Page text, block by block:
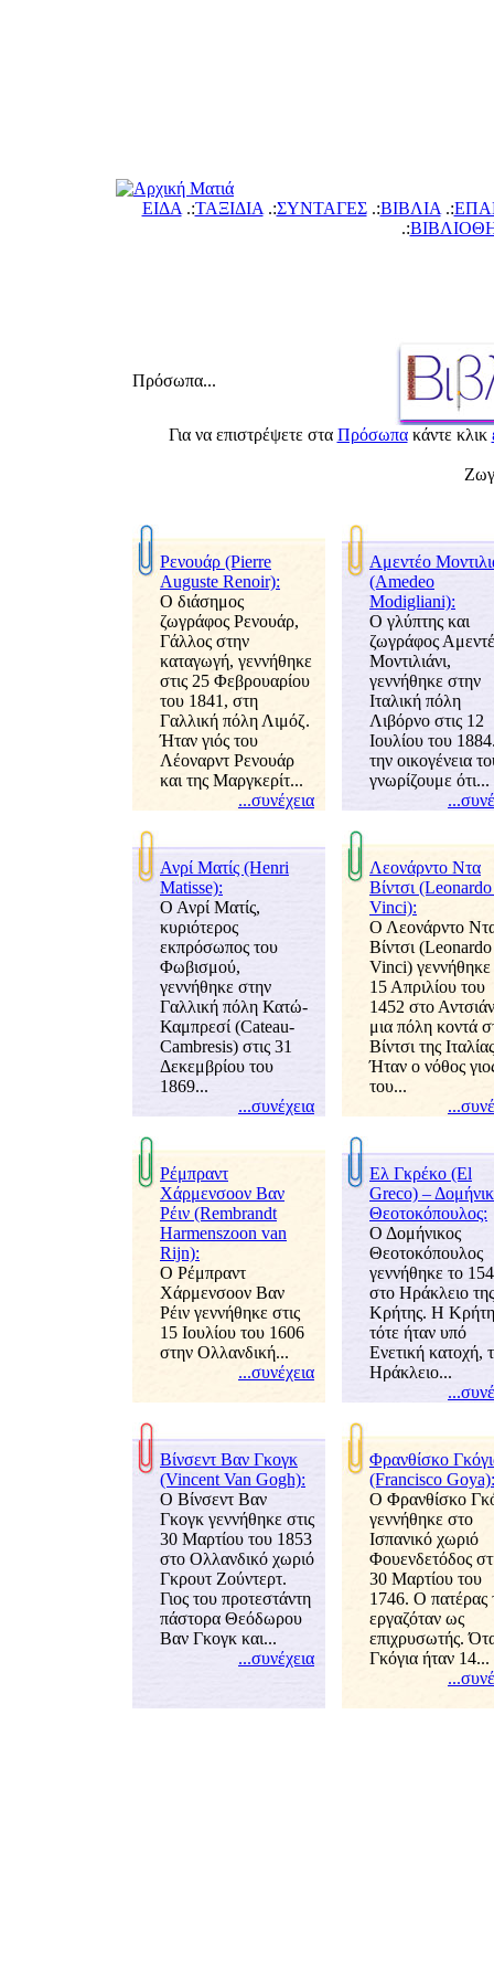
ΕΙΔΑ .:ΤΑΞΙΔΙΑ .:ΣΥΝΤΑΓΕΣ.:ΙΒΛΙΑ .:
.:
Πρόσωπα...
Για να επιστρέψετε στ Πρόσωπκάντε κλικ
Ρενουάρ (Pierre
Auguste Renoir):
Ο διάσημος
ζωγράφος Ρενουάρ,
Γάλλος στην
καταγωγή, γεννήθηκε
στις 25 Φεβρουαρίου
του 1841, στη
Γαλλική πόλη Λιμόζ.
Ήταν γιός του
Λέοναρντ Ρενουάρ
και της Μαργκερίτ...
...συνέχει
Αμεντέο
(Amedeo
Modigliani):
Ο γλύπτης και
ζωγράφος
Μοντιλιάνι,
εννήθηκε στην
Ιταλική πόλη
Λιβόρνο στις 12
Ιουλίου του
την οικογένεια
νωρίζουμε ότι...
Ανρί Ματίς (Henri
Matisse):
Ο Ανρί Ματίς,
κυριότερος
εκπρόσωπος του
Φωβισμού,
εννήθηκε στην
Γαλλική πόλη Κατώ-
Καμπρεσί (Cateau-
Cambresis) στις 31
Δεκεμβρίου του
1869...
...συνέχει
Λεονάρντο Ντ
ίντσι
Vinci):
Ο Λεονάρντο
ίντσι
Vinci) γεννήθηκε
15 Απριλίου του
1452 στο
μια πόλη κοντά
ίντσι της
Ήταν ο νόθος
του...
Ρέμπραντ
Χάρμενσοον Βαν
Ρέιν (Rembrandt
Harmenszoon van
Rijn):
Ο Ρέμπραντ
Χάρμενσοον Βαν
Ρέιν γεννήθηκε στις
15 Ιουλίου του 1606
στην Ολλανδική...
...συνέχει
Ελ Γκρέκο (El
Greco) –
Θεοτοκόπουλος:
Ο Δομήνικος
Θεοτοκόπουλος
εννήθηκε το
στο Ηράκλειο της
Κρήτης. Η Κρήτη
τότε ήταν υπό
Ενετική κατοχή,
Ηράκλειο...
ίνσεντ Βαν Γκογκ
(Vincent Van Gogh):
Ο Βίνσεντ Βαν
Γκογκ γεννήθηκε στις
30 Μαρτίου του 1853
στο Ολλανδικό χωριό
Γκρουτ Ζούντερτ.
Γιος του προτεστάντη
πάστορα Θεόδωρου
ν Γκογκ και...
...συνέχει
Φρανθίσκο
(Francisco Goya):
Ο Φρανθίσκο
εννήθηκε στο
Ισπανικό χωριό
Φουενδετόδος
30 Μαρτίου του
1746. Ο πατέρας
εργαζόταν ως
επιχρυσωτής.
Γκόγια ήταν 14...